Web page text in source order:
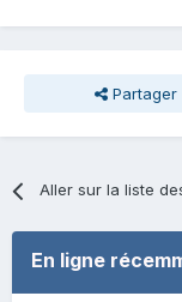
Partager
Aller sur la liste
En ligne